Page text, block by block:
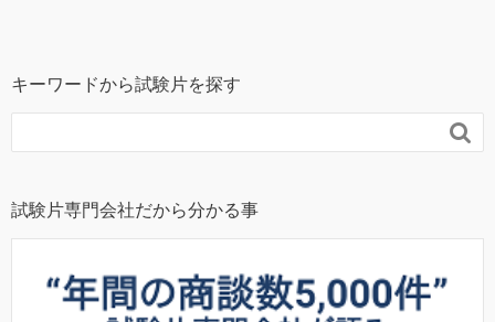
キーワードから試験片を探す

試験片専門会社だから分かる事